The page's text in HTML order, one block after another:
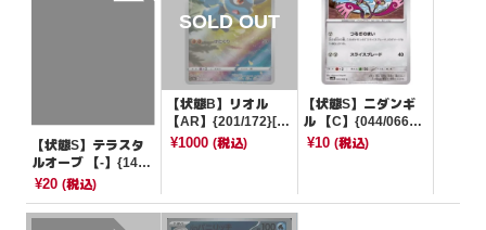
【状態S】テラスタ
ルオーブ 【-】{145/
187}[SV8a]
¥20 (税込)
【状態B】リオル
【AR】{201/172}[S
12a]
¥1000(税込)
【状態S】ニダンギ
ル 【C】{044/066}
[SV4M]
¥10 (税込)